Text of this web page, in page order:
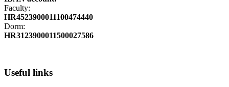
Faculty:
HR4523900011100474440
Dorm:
HR3123900011500027586
Useful links